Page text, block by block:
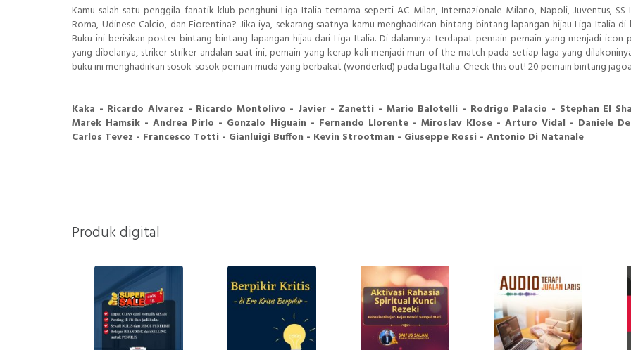
Kamu salah satu penggila fanatik klub penghuni Liga Italia ternama seperti AC Milan, Internazionale Milano, Napoli, Juventus, SS
Roma, Udinese Calcio, dan Fiorentina? Jika iya, sekarang saatnya kamu menghadirkan bintang-bintang lapangan hijau Liga Italia di
Buku ini berisikan poster bintang-bintang lapangan hijau dari Liga Italia. Di dalamnya terdapat pemain-pemain yang menjadi icon
yang dibelanya, striker-striker andalan saat ini, pemain yang kerap kali menjadi man of the match pada setiap laga yang
buku ini menghadirkan sosok-sosok pemain muda yang berbakat (wonderkid) pada Liga Italia. Check this out! 20 pemain bintang
Kaka - Ricardo Alvarez - Ricardo Montolivo - Javier - Zanetti - Mario Balotelli - Rodrigo Palacio - Stephan El
Marek Hamsik - Andrea Pirlo - Gonzalo Higuain - Fernando Llorente - Miroslav Klose - Arturo Vidal - Daniele
Carlos Tevez - Francesco Totti - Gianluigi Buffon - Kevin Strootman - Giuseppe Rossi - Antonio Di Natanale
Produk digital